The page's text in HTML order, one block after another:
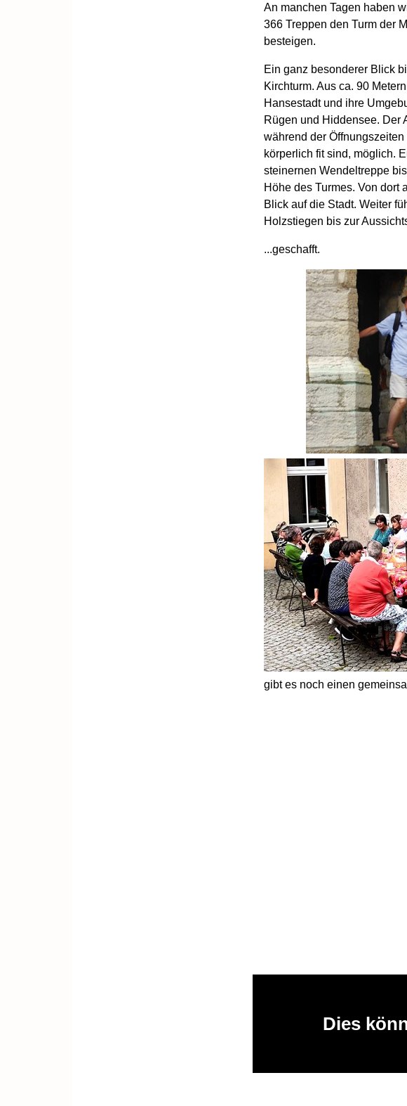
An manchen Tagen haben
366 Treppen den Turm der
besteigen.
Ein ganz besonderer Blick
Kirchturm. Aus ca. 90
Hansestadt und ihre
Rügen und Hiddensee. Der
während der
körperlich fit sind, möglich.
steinernen Wendeltreppe
Höhe des Turmes. Von dort
Blick auf die Stadt. Weiter
Holzstiegen bis zur
...geschafft.
gibt es noch einen
Dies